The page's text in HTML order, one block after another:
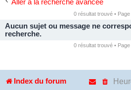
Aller à la recherche avancée
0 résultat trouvé • Page
Aucun sujet ou message ne
recherche.
0 résultat trouvé • Page
Index du forum